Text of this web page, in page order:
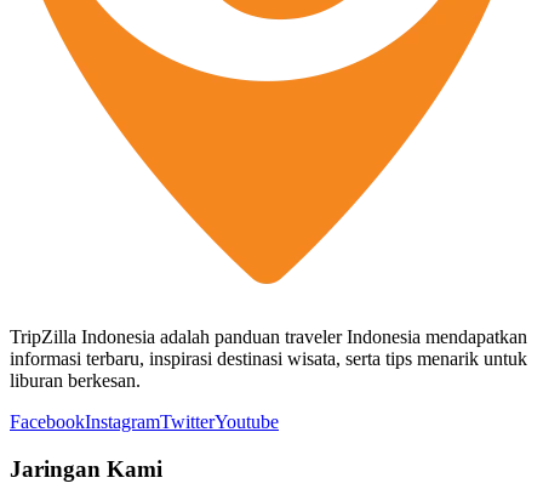
TripZilla Indonesia adalah panduan traveler Indonesia mendapatkan
informasi terbaru, inspirasi destinasi wisata, serta tips menarik untuk
liburan berkesan.
FacebookInstagramTwitterYoutube
Jaringan Kami